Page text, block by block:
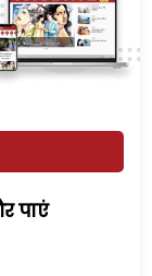
पाएं